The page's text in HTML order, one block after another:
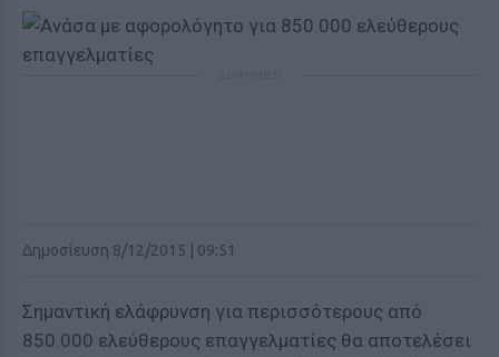
Δημοσίευση 8/12/2015 | 09:51
Σημαντική ελάφρυνση για περισσότερους από
850.000 ελεύθερους επαγγελματίες θα αποτελέσει